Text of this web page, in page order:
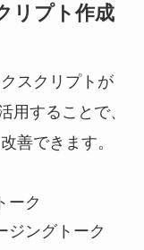
リプト作成
スクリプトが
用することで、
善できます。
ーク
ジングトーク